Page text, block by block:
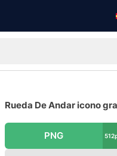
Rueda De Andar icono
PNG